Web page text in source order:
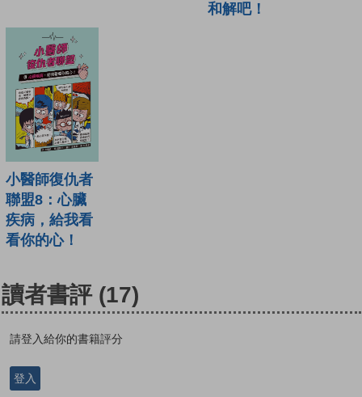
和解吧！
小醫師復仇者
聯盟8：心臟
疾病，給我看
看你的心！
讀者書評 (17)
請登入給你的書籍評分
登入